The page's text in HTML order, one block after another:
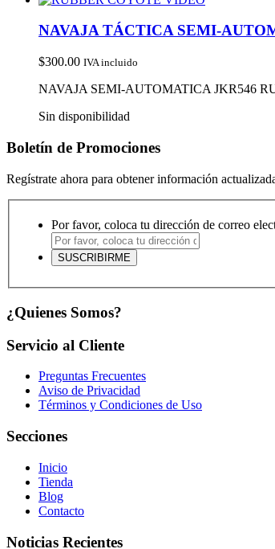
NAVAJA TÁCTICA SEMI-
$300.00 IVA incluido
NAVAJA SEMI-AUTOMATICA JKR546
Sin disponibilidad
Boletín de Promociones
Regístrate ahora para obtener información
Por favor, coloca tu dirección de correo
¿Quienes Somos?
Servicio al Cliente
Preguntas Frecuentes
Aviso de Privacidad
Términos y Condiciones de Uso
Secciones
Inicio
Tienda
Blog
Contacto
Noticias Recientes